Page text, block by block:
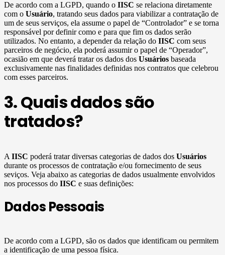
De acordo com a LGPD, quando o IISC se relaciona diretamente
com o Usuário, tratando seus dados para viabilizar a contratação de
um de seus serviços, ela assume o papel de “Controlador” e se torna
responsável por definir como e para que fim os dados serão
utilizados. No entanto, a depender da relação do IISC com seus
parceiros de negócio, ela poderá assumir o papel de “Operador”,
ocasião em que deverá tratar os dados dos Usuários baseada
exclusivamente nas finalidades definidas nos contratos que celebrou
com esses parceiros.
3. Quais dados são
tratados?
A IISC poderá tratar diversas categorias de dados dos Usuários
durante os processos de contratação e/ou fornecimento de seus
seviços. Veja abaixo as categorias de dados usualmente envolvidos
nos processos do IISC e suas definições:
Dados Pessoais
De acordo com a LGPD, são os dados que identificam ou permitem
a identificação de uma pessoa física.